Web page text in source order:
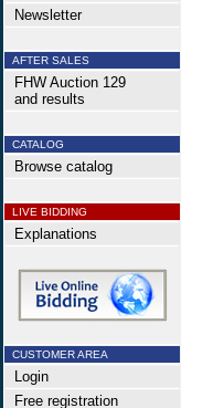
Newsletter
AFTER SALES
FHW Auction 129
and results
CATALOG
Browse catalog
LIVE BIDDING
Explanations
CUSTOMER AREA
Login
Free registration